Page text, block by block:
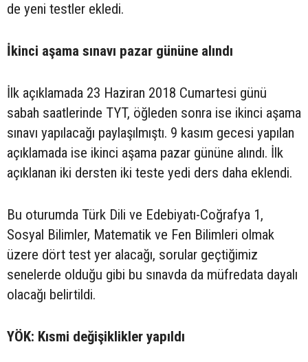
de yeni testler ekledi.
İkinci aşama sınavı pazar gününe alındı
İlk açıklamada 23 Haziran 2018 Cumartesi günü
sabah saatlerinde TYT, öğleden sonra ise ikinci aşama
sınavı yapılacağı paylaşılmıştı. 9 kasım gecesi yapılan
açıklamada ise ikinci aşama pazar gününe alındı. İlk
açıklanan iki dersten iki teste yedi ders daha eklendi.
Bu oturumda Türk Dili ve Edebiyatı-Coğrafya 1,
Sosyal Bilimler, Matematik ve Fen Bilimleri olmak
üzere dört test yer alacağı, sorular geçtiğimiz
senelerde olduğu gibi bu sınavda da müfredata dayalı
olacağı belirtildi.
YÖK: Kısmi değişiklikler yapıldı